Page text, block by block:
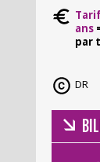
ans
par
DR